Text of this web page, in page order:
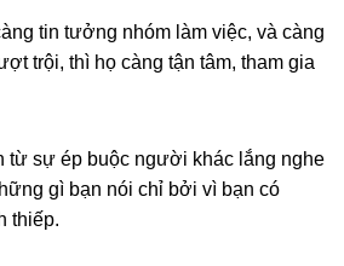
tin tưởng nhóm làm việc, và càng
trội, thì họ càng tận tâm, tham gia
từ sự ép buộc người khác lắng nghe
gì bạn nói chỉ bởi vì bạn có
thiếp.